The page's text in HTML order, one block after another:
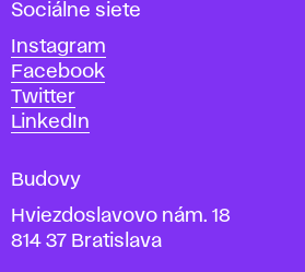
ý
c
h
u
m
e
í
v
Sociálne siete
Instagram
Facebook
Twitter
LinkedIn
Budovy
Hviezdoslavovo nám. 18
814 37 Bratislava